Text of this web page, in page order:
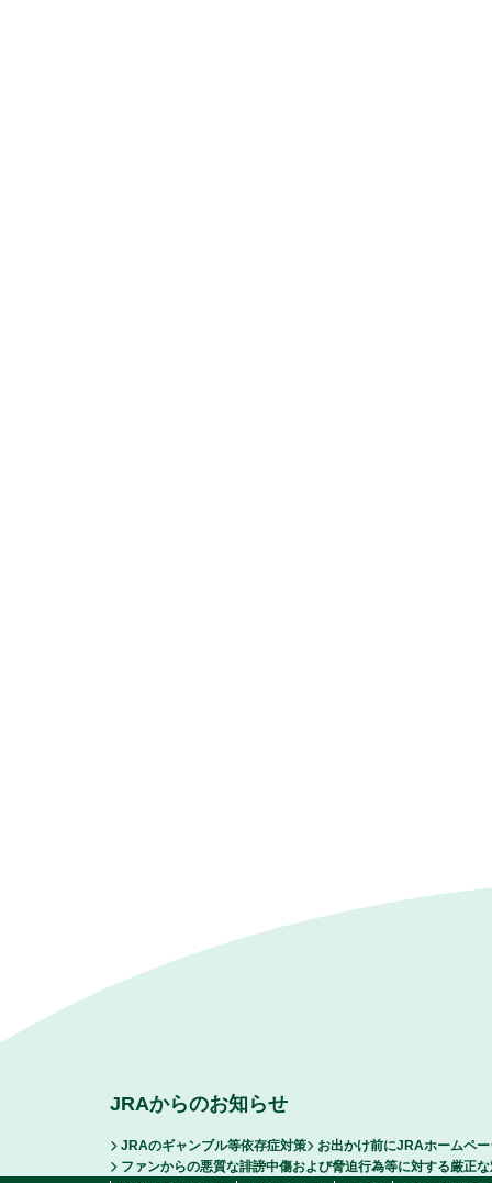
JRAからのお知らせ
JRAのギャンブル等依存症対策
お出かけ前にJRAホームペ
ファンからの悪質な誹謗中傷および脅迫行為等に対する厳正